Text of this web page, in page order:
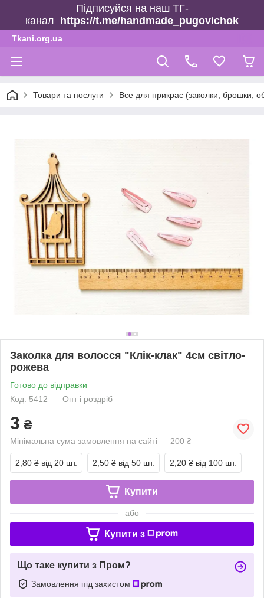
Підписуйся на наш ТГ-
канал
https://t.me/handmade_pugovichok
Tkani.org.ua
Товари та послуги Все для прикрас (заколки, брошки,
Заколка для волосся "Клік-клак" 4см світло-
рожева
Готово до відправки
Код: 5412
Опт і роздріб
3 ₴
Мінімальна сума замовлення на сайті — 200 ₴
2,80 ₴ від 20 шт. 2,50 ₴ від 50 шт. 2,20 ₴ від 100 шт.
Купити
або
Купити з
Що таке купити з Пром?
Замовлення під захистом